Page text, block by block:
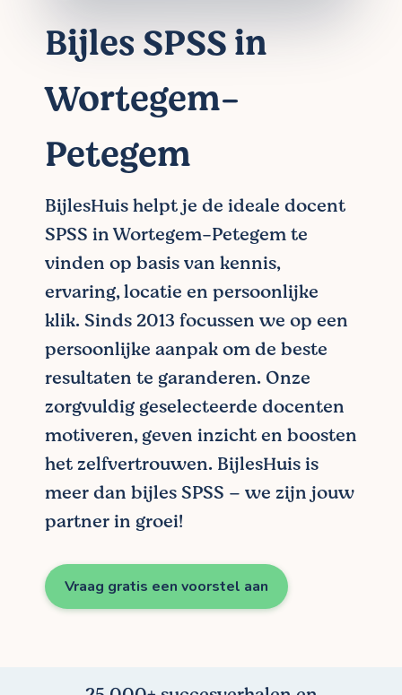
Bijles SPSS in
Wortegem-
Petegem
BijlesHuis helpt je de ideale docent
SPSS in Wortegem-Petegem te
vinden op basis van kennis,
ervaring, locatie en persoonlijke
klik. Sinds 2013 focussen we op een
persoonlijke aanpak om de beste
resultaten te garanderen. Onze
zorgvuldig geselecteerde docenten
motiveren, geven inzicht en boosten
het zelfvertrouwen. BijlesHuis is
meer dan bijles SPSS – we zijn jouw
partner in groei!
Vraag gratis een voorstel aan